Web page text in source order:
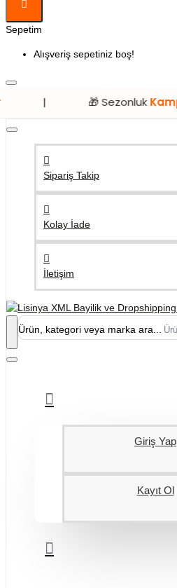
Sepetim
Alışveriş sepetiniz boş!
🎁 Sezonluk Kampanyalar
Sipariş Takip
Kolay İade
İletişim
Ürün, kategori veya marka ara...
Giriş Yap
Kayıt Ol